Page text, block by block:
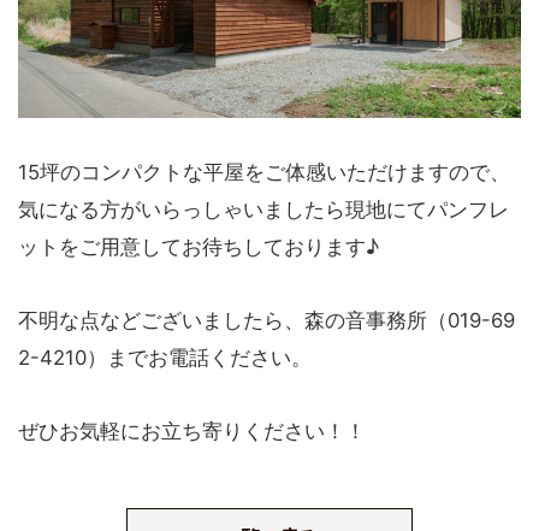
15坪のコンパクトな平屋をご体感いただけますので、
気になる方がいらっしゃいましたら現地にてパンフレ
ットをご用意してお待ちしております♪
不明な点などございましたら、森の音事務所（019-69
2-4210）までお電話ください。
ぜひお気軽にお立ち寄りください！！